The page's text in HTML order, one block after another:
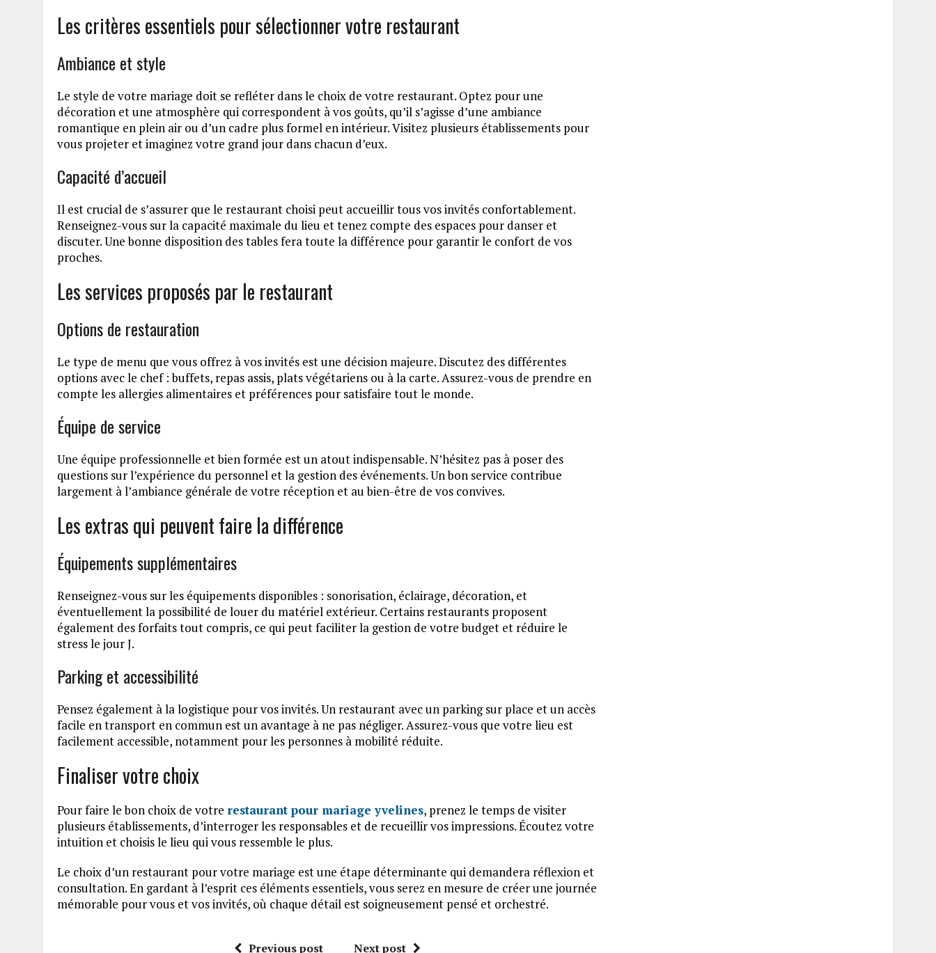
Les critères essentiels pour sélectionner votre restaurant
Ambiance et style
Le style de votre mariage doit se refléter dans le choix de votre restaurant. Optez pour une
décoration et une atmosphère qui correspondent à vos goûts, qu’il s’agisse d’une ambiance
romantique en plein air ou d’un cadre plus formel en intérieur. Visitez plusieurs établissements pour
vous projeter et imaginez votre grand jour dans chacun d’eux.
Capacité d’accueil
Il est crucial de s’assurer que le restaurant choisi peut accueillir tous vos invités confortablement.
Renseignez-vous sur la capacité maximale du lieu et tenez compte des espaces pour danser et
discuter. Une bonne disposition des tables fera toute la différence pour garantir le confort de vos
proches.
Les services proposés par le restaurant
Options de restauration
Le type de menu que vous offrez à vos invités est une décision majeure. Discutez des différentes
options avec le chef : buffets, repas assis, plats végétariens ou à la carte. Assurez-vous de prendre en
compte les allergies alimentaires et préférences pour satisfaire tout le monde.
Équipe de service
Une équipe professionnelle et bien formée est un atout indispensable. N’hésitez pas à poser des
questions sur l’expérience du personnel et la gestion des événements. Un bon service contribue
largement à l’ambiance générale de votre réception et au bien-être de vos convives.
Les extras qui peuvent faire la différence
Équipements supplémentaires
Renseignez-vous sur les équipements disponibles : sonorisation, éclairage, décoration, et
éventuellement la possibilité de louer du matériel extérieur. Certains restaurants proposent
également des forfaits tout compris, ce qui peut faciliter la gestion de votre budget et réduire le
stress le jour J.
Parking et accessibilité
Pensez également à la logistique pour vos invités. Un restaurant avec un parking sur place et un accès
facile en transport en commun est un avantage à ne pas négliger. Assurez-vous que votre lieu est
facilement accessible, notamment pour les personnes à mobilité réduite.
Finaliser votre choix
Pour faire le bon choix de votre restaurant pour mariage yvelines, prenez le temps de visiter
plusieurs établissements, d’interroger les responsables et de recueillir vos impressions. Écoutez votre
intuition et choisis le lieu qui vous ressemble le plus.
Le choix d’un restaurant pour votre mariage est une étape déterminante qui demandera réflexion et
consultation. En gardant à l’esprit ces éléments essentiels, vous serez en mesure de créer une journée
mémorable pour vous et vos invités, où chaque détail est soigneusement pensé et orchestré.
Previous post Next post